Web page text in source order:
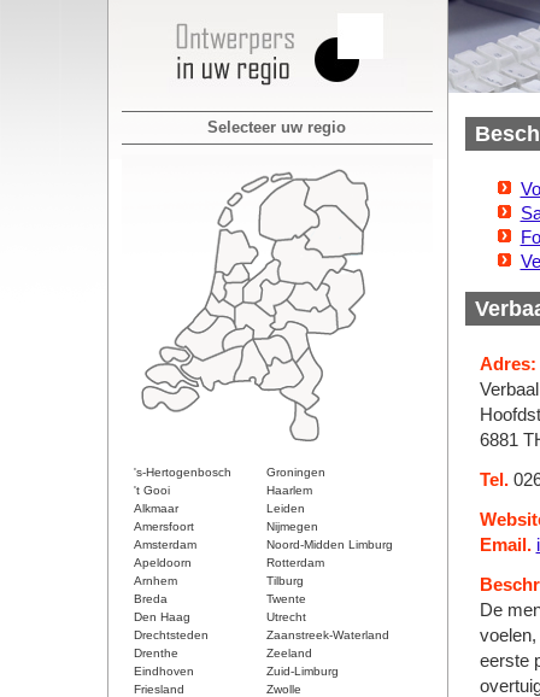
Selecteer uw regio
's-Hertogenbosch
Groningen
't Gooi
Haarlem
Alkmaar
Leiden
Amersfoort
Nijmegen
Amsterdam
Noord-Midden Limburg
Apeldoorn
Rotterdam
Arnhem
Tilburg
Breda
Twente
Den Haag
Utrecht
Drechtsteden
Zaanstreek-Waterland
Drenthe
Zeeland
Eindhoven
Zuid-Limburg
Friesland
Zwolle
Adres:
6881
Tel.
Email.
De
eerste